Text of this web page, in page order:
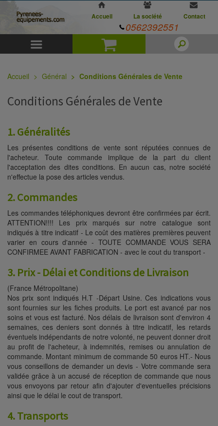
Panier
Accueil La société Contact
0562392551
Accueil Général Conditions Générales de Vente
Conditions Générales de Vente
1. Généralités
Les présentes conditions de vente sont réputées connues de
l'acheteur. Toute commande implique de la part du client
l'acceptation des dites conditions. En aucun cas, notre société
n'effectue la pose des articles vendus.
2. Commandes
Les commandes téléphoniques devront être confirmées par écrit.
ATTENTION!!!! Les prix marqués sur notre catalogue sont
indiqués à titre indicatif - Le coût des matières premières peuvent
varier en cours d'année - TOUTE COMMANDE VOUS SERA
CONFIRMEE AVANT FABRICATION - avec le cout du transport -
3. Prix - Délai et Conditions de Livraison
(France Métropolitane)
Nos prix sont indiqués H.T -Départ Usine. Ces indications vous
sont fournies sur les fiches produits. Le port est avancé par nos
soins et vous est facturé. Nos délais de livraison sont d'environ 4
semaines, ces deniers sont donnés à titre indicatif, les retards
éventuels indépendants de notre volonté, ne peuvent donner droit
au profit de l'acheteur, à indemnités, remises ou annulation de
commande. Montant minimum de commande 50 euros HT.- Nous
vous conseillons de demander un devis - Votre commande sera
validée grâce à un accusé de réception de commande que nous
vous envoyons par retour afin d'ajouter d'eventuelles précisions
ainsi que le délai le cout de transport.
4. Transports